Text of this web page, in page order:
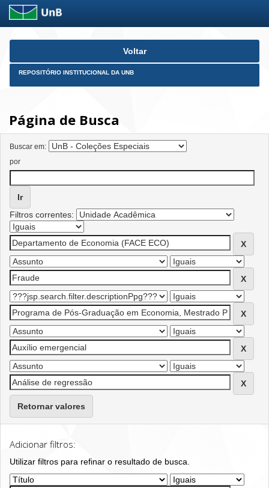
Skip
Voltar
REPOSITÓRIO INSTITUCIONAL DA UNB
Página de Busca
Buscar em:
por
Filtros correntes:
Retornar valores
Adicionar filtros:
Utilizar filtros para refinar o resultado de busca.